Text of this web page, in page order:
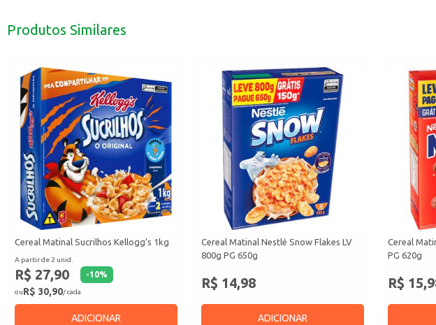
Produtos Similares
Cereal Matinal Sucrilhos Kellogg’s 1kg
A partir de 2 unid.
R$ 27,90 -10%
ouR$ 30,90/ cada
ADICIONAR
Cereal Matinal Nestlé Snow Flakes LV
800g PG 650g
R$ 14,98
ADICIONAR
Cereal
PG 620g
R$